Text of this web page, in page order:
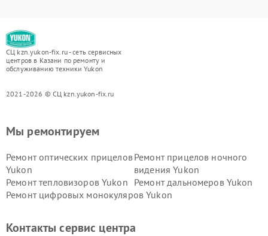
СЦ kzn.yukon-fix.ru - сеть сервисных
центров в Казани по ремонту и
обслуживанию техники Yukon
2021-2026 © СЦ kzn.yukon-fix.ru
Мы ремонтируем
Ремонт оптических прицелов
Yukon
Ремонт прицелов ночного
видения Yukon
Ремонт тепловизоров Yukon Ремонт дальномеров Yukon
Ремонт цифровых монокуляров Yukon
Контакты сервис центра